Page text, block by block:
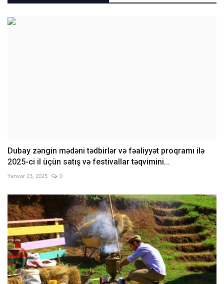
Dubay zəngin mədəni tədbirlər və fəaliyyət proqramı ilə
2025-ci il üçün satış və festivallar təqvimini...
Yanvar 23, 2025 0